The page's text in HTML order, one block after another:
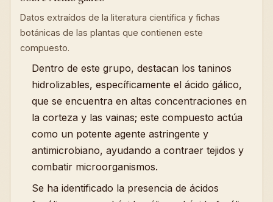
Datos extraídos de la literatura científica y fichas
botánicas de las plantas que contienen este
compuesto.
Dentro de este grupo, destacan los taninos
hidrolizables, específicamente el ácido gálico,
que se encuentra en altas concentraciones en
la corteza y las vainas; este compuesto actúa
como un potente agente astringente y
antimicrobiano, ayudando a contraer tejidos y
combatir microorganismos.
Se ha identificado la presencia de ácidos